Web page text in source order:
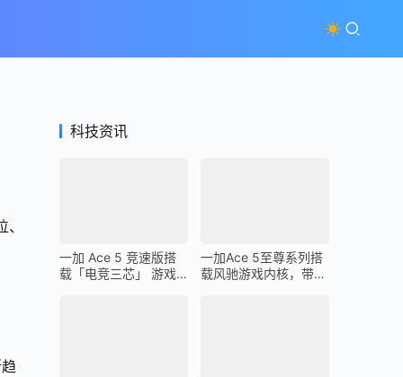
科技资讯
一加 Ace 5 竞速版搭
载「电竞三芯」 游戏
一加Ace 5至尊系列搭
载风驰游戏内核，带来